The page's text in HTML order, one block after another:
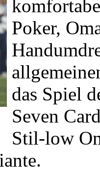
Poker,
das Spiel
Seven
Stil-low